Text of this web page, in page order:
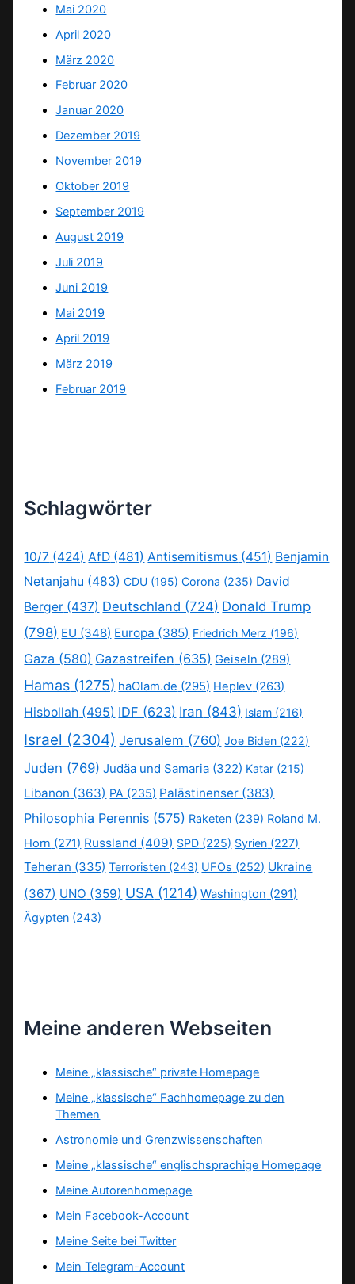
Mai 2020
April 2020
März 2020
Februar 2020
Januar 2020
Dezember 2019
November 2019
Oktober 2019
September 2019
August 2019
Juli 2019
Juni 2019
Mai 2019
April 2019
März 2019
Februar 2019
Schlagwörter
10/7 (424) AfD (481) Antisemitismus (451) Benjamin
Netanjahu (483) CDU (195) Corona (235) David
Berger (437) Deutschland (724) Donald Trump
(798) EU (348) Europa (385) Friedrich Merz (196)
Gaza (580) Gazastreifen (635) Geiseln (289)
Hamas (1275) haOlam.de (295) Heplev (263)
Hisbollah (495) IDF (623) Iran (843) Islam (216)
Israel (2304) Jerusalem (760) Joe Biden (222)
Juden (769) Judäa und Samaria (322) Katar (215)
Libanon (363) PA (235) Palästinenser (383)
Philosophia Perennis (575) Raketen (239) Roland M.
Horn (271) Russland (409) SPD (225) Syrien (227)
Teheran (335) Terroristen (243) UFOs (252) Ukraine
(367) UNO (359) USA (1214) Washington (291)
Ägypten (243)
Meine anderen Webseiten
Meine „klassische“ private Homepage
Meine „klassische“ Fachhomepage zu den
Themen
Astronomie und Grenzwissenschaften
Meine „klassische“ englischsprachige Homepage
Meine Autorenhomepage
Mein Facebook-Account
Meine Seite bei Twitter
Mein Telegram-Account